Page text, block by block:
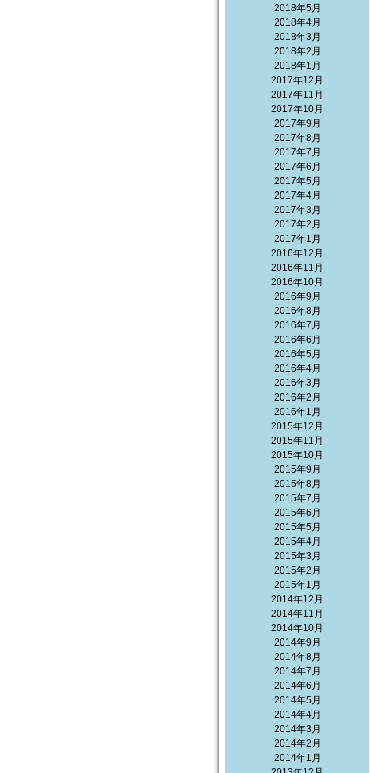
2018年5月
2018年4月
2018年3月
2018年2月
2018年1月
2017年12月
2017年11月
2017年10月
2017年9月
2017年8月
2017年7月
2017年6月
2017年5月
2017年4月
2017年3月
2017年2月
2017年1月
2016年12月
2016年11月
2016年10月
2016年9月
2016年8月
2016年7月
2016年6月
2016年5月
2016年4月
2016年3月
2016年2月
2016年1月
2015年12月
2015年11月
2015年10月
2015年9月
2015年8月
2015年7月
2015年6月
2015年5月
2015年4月
2015年3月
2015年2月
2015年1月
2014年12月
2014年11月
2014年10月
2014年9月
2014年8月
2014年7月
2014年6月
2014年5月
2014年4月
2014年3月
2014年2月
2014年1月